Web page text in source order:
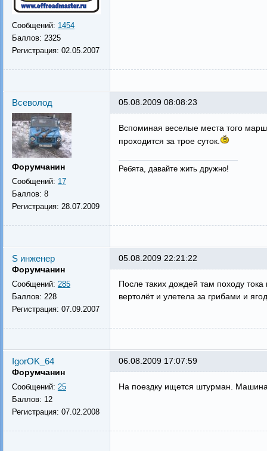
Сообщений: 1454
Баллов: 2325
Регистрация: 02.05.2007
Всеволод
Форумчанин
Сообщений: 17
Баллов: 8
Регистрация: 28.07.2009
05.08.2009 08:08:23
Вспоминая веселые места того
проходится за трое суток.
Ребята, давайте жить дружно!
S инженер
Форумчанин
Сообщений: 285
Баллов: 228
Регистрация: 07.09.2007
05.08.2009 22:21:22
После таких дождей там походу
вертолёт и улетела за грибами и
IgorOK_64
Форумчанин
Сообщений: 25
Баллов: 12
Регистрация: 07.02.2008
06.08.2009 17:07:59
На поездку ищется штурман.